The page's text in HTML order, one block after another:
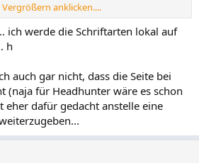
!^443$
Firefox vollständig. Wenn ich nach dem
die Webseite betrete kann ich nicht auf
nichts. Den Kontakt-Bereich erreiche
Menu oben.
unvollständigen Absenden ein "Please
Alles andere ist deutsch.
anklicken....
ich werde die Schriftarten lokal auf
h
auch gar nicht, dass die Seite bei
(naja für Headhunter wäre es schon
eher dafür gedacht anstelle eine